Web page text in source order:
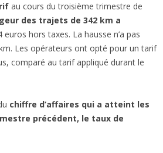
au cours du troisième trimestre de
des trajets de 342 km a
hors taxes. La hausse n’a pas
Les opérateurs ont opté pour un tarif
comparé au tarif appliqué durant le
chiffre d’affaires qui a atteint les
précédent, le taux de